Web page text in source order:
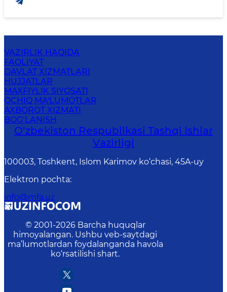
VAZIRLIK HAQIDA
FAOLIYAT
DAVLAT XIZMATLARI
HUJJATLAR
MAXFIYLIK SIYOSATI
OCHIQ MA'LUMOTLAR
AXBOROT XIZMATI
BOG‘LANISH
O‘zbеkistоn Rеspublikаsi Tashqi Ishlаr
Vаzirligi
100003, Toshkent, Islom Karimov ko‘chasi, 45A-uy
Elektron pochta:
info@mfa.uz
© 2001-2026 Barcha huquqlar
himoyalangan. Ushbu veb-saytdagi
ma’lumotlardan foydalanganda havola
ko‘rsatilishi shart.